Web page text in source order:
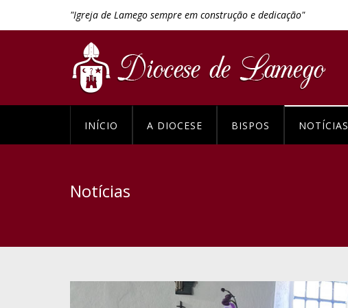
"Igreja de Lamego sempre em construção e dedicação"
INÍCIO A DIOCESE BISPOS NOTÍCIAS
Notícias